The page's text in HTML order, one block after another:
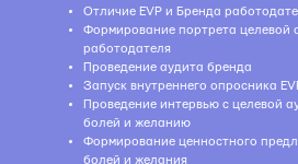
Отличие EVP и Бренда
Формирование портрета целевой
работодателя
Проведение аудита бренда
Запуск внутреннего опросника
Проведение интервью с целевой
болей и желанию
Формирование ценностного
болей и желания